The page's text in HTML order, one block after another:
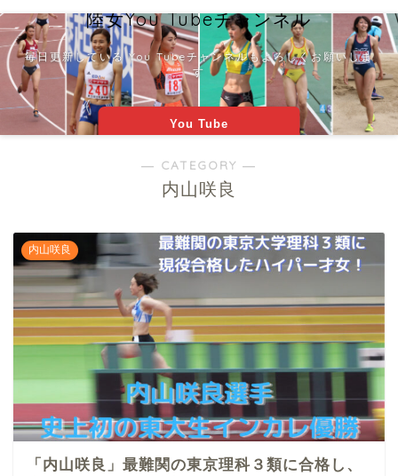
陸女You Tubeチャンネル
毎日更新している You Tubeチャンネルもよろしくお願いしま
す
You Tube
― CATEGORY ―
内山咲良
内山咲良
「内山咲良」最難関の東京理科３類に合格し、